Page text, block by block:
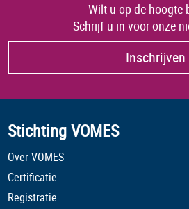
Wilt u op de hoogte
Schrijf u in voor onze
Inschrijven
Stichting VOMES
Over VOMES
Certificatie
Registratie